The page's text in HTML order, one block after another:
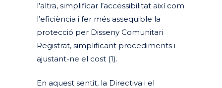
l’altra, simplificar l’accessibilitat així com
l’eficiència i fer més assequible la
protecció per Disseny Comunitari
Registrat, simplificant procediments i
ajustant-ne el cost (1).
En aquest sentit, la Directiva i el